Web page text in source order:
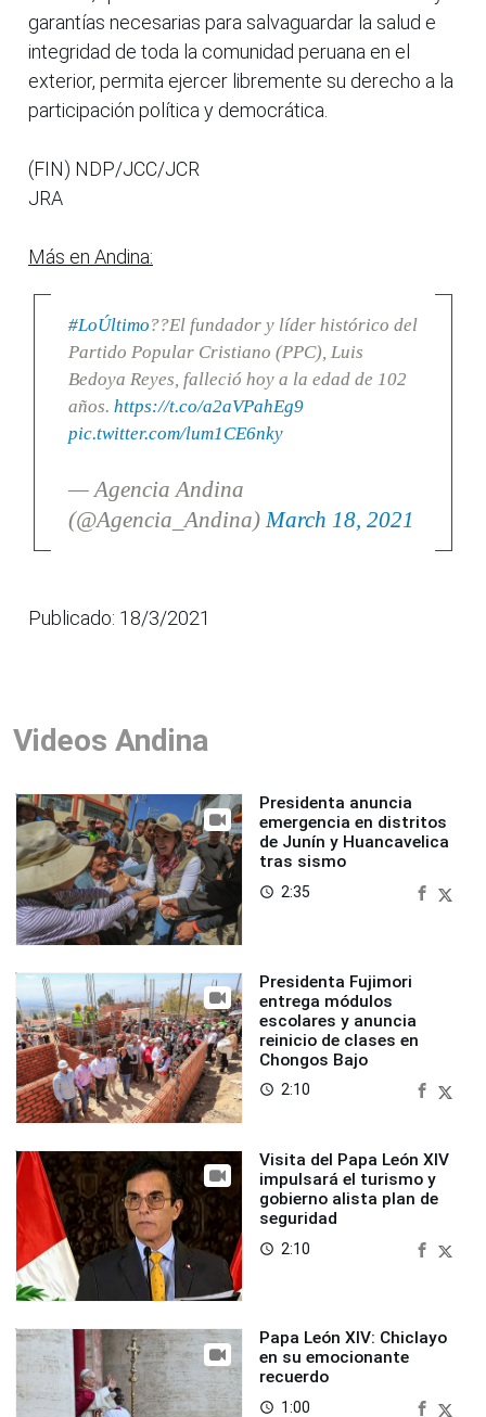
garantías necesarias para salvaguardar la salud e
integridad de toda la comunidad peruana en el
exterior, permita ejercer libremente su derecho a la
participación política y democrática.
(FIN) NDP/JCC/JCR
JRA
Más en Andina:
#LoÚltimo??El fundador y líder histórico del
Partido Popular Cristiano (PPC), Luis
Bedoya Reyes, falleció hoy a la edad de 102
años. https://t.co/a2aVPahEg9
pic.twitter.com/lum1CE6nky
— Agencia Andina
(@Agencia_Andina) March 18, 2021
Publicado: 18/3/2021
Videos Andina
Presidenta anuncia
emergencia en distritos
de Junín y Huancavelica
tras sismo
access_time 2:35
Presidenta Fujimori
entrega módulos
escolares y anuncia
reinicio de clases en
Chongos Bajo
access_time 2:10
Visita del Papa León XIV
impulsará el turismo y
gobierno alista plan de
seguridad
access_time 2:10
Papa León XIV: Chiclayo
en su emocionante
recuerdo
access_time 1:00